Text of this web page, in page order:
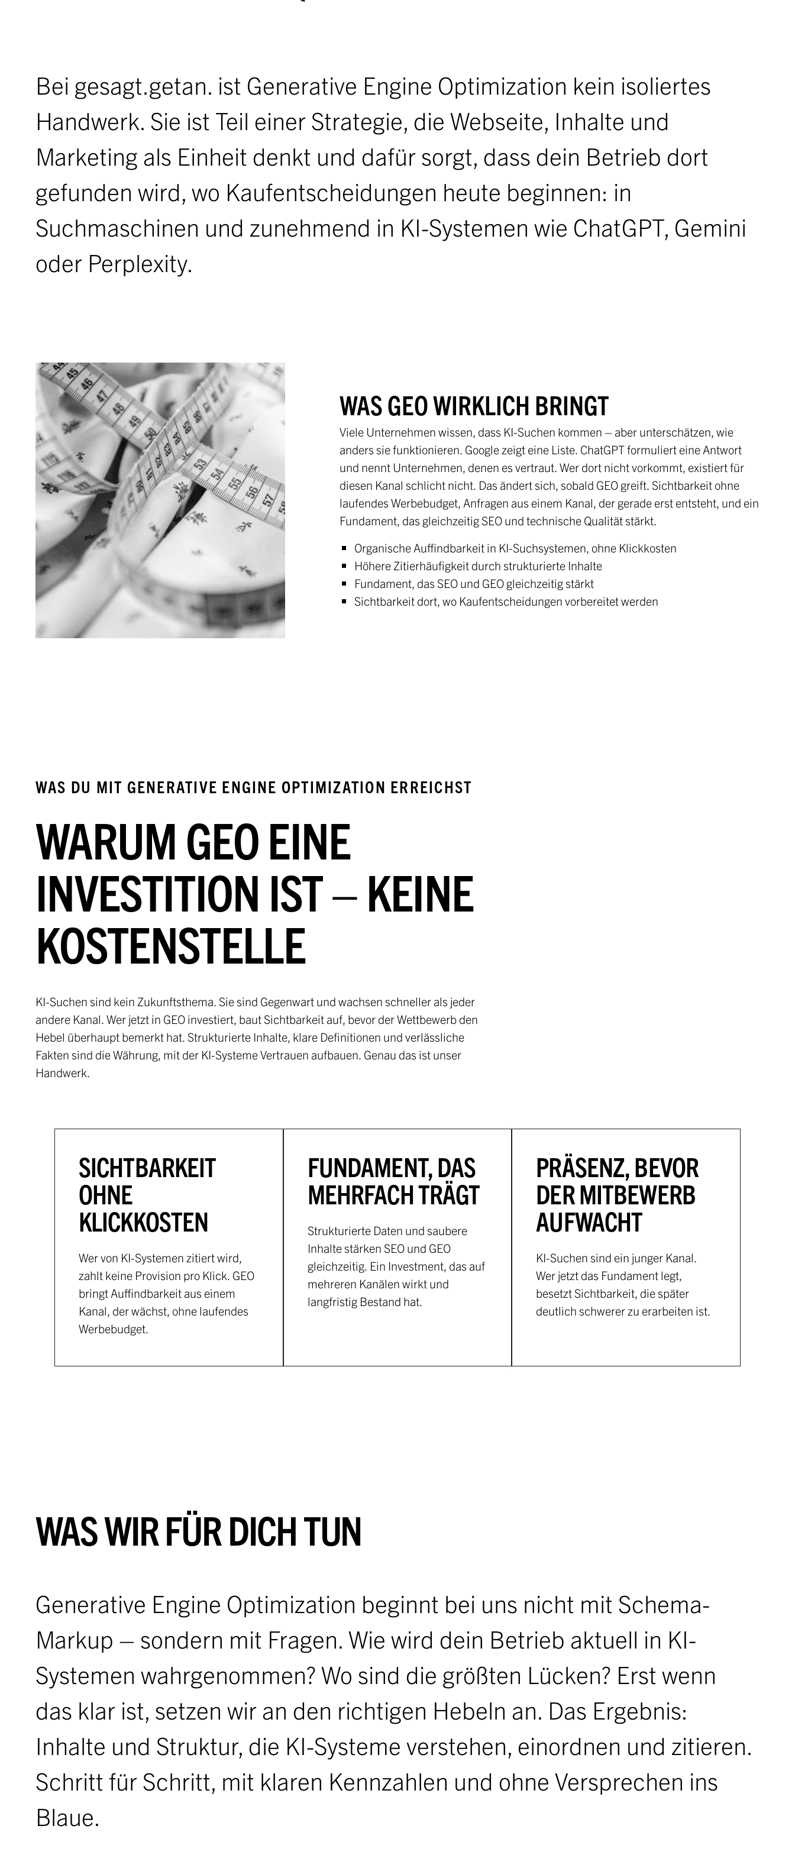
Bei gesagt.getan. ist Generative Engine Optimization kein isoliertes
Handwerk. Sie ist Teil einer Strategie, die Webseite, Inhalte und
Marketing als Einheit denkt und dafür sorgt, dass dein Betrieb dort
gefunden wird, wo Kaufentscheidungen heute beginnen: in
Suchmaschinen und zunehmend in KI-Systemen wie ChatGPT, Gemini
oder Perplexity.
WAS GEO WIRKLICH BRINGT
Viele Unternehmen wissen, dass KI-Suchen kommen – aber unterschätzen, wie
anders sie funktionieren. Google zeigt eine Liste. ChatGPT formuliert eine Antwort
und nennt Unternehmen, denen es vertraut. Wer dort nicht vorkommt, existiert für
diesen Kanal schlicht nicht. Das ändert sich, sobald GEO greift. Sichtbarkeit ohne
laufendes Werbebudget, Anfragen aus einem Kanal, der gerade erst entsteht, und ein
Fundament, das gleichzeitig SEO und technische Qualität stärkt.
Organische Auffindbarkeit in KI-Suchsystemen, ohne Klickkosten
Höhere Zitierhäufigkeit durch strukturierte Inhalte
Fundament, das SEO und GEO gleichzeitig stärkt
Sichtbarkeit dort, wo Kaufentscheidungen vorbereitet werden
WAS DU MIT GENERATIVE ENGINE OPTIMIZATION ERREICHST
WARUM GEO EINE
INVESTITION IST – KEINE
KOSTENSTELLE
KI-Suchen sind kein Zukunftsthema. Sie sind Gegenwart und wachsen schneller als jeder
andere Kanal. Wer jetzt in GEO investiert, baut Sichtbarkeit auf, bevor der Wettbewerb den
Hebel überhaupt bemerkt hat. Strukturierte Inhalte, klare Definitionen und verlässliche
Fakten sind die Währung, mit der KI-Systeme Vertrauen aufbauen. Genau das ist unser
Handwerk.
SICHTBARKEIT
OHNE
KLICKKOSTEN
Wer von KI-Systemen zitiert wird,
zahlt keine Provision pro Klick. GEO
bringt Auffindbarkeit aus einem
Kanal, der wächst, ohne laufendes
Werbebudget.
FUNDAMENT, DAS
MEHRFACH TRÄGT
Strukturierte Daten und saubere
Inhalte stärken SEO und GEO
gleichzeitig. Ein Investment, das auf
mehreren Kanälen wirkt und
langfristig Bestand hat.
PRÄSENZ, BEVOR
DER MITBEWERB
AUFWACHT
KI-Suchen sind ein junger Kanal.
Wer jetzt das Fundament legt,
besetzt Sichtbarkeit, die später
deutlich schwerer zu erarbeiten ist.
WAS WIR FÜR DICH TUN
Generative Engine Optimization beginnt bei uns nicht mit Schema-
Markup – sondern mit Fragen. Wie wird dein Betrieb aktuell in KI-
Systemen wahrgenommen? Wo sind die größten Lücken? Erst wenn
das klar ist, setzen wir an den richtigen Hebeln an. Das Ergebnis:
Inhalte und Struktur, die KI-Systeme verstehen, einordnen und zitieren.
Schritt für Schritt, mit klaren Kennzahlen und ohne Versprechen ins
Blaue.